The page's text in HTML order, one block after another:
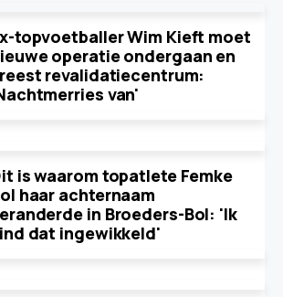
topvoetballer Wim Kieft moet
operatie ondergaan en
revalidatiecentrum:
van'
is waarom topatlete Femke
haar achternaam
in Broeders-Bol: 'Ik
dat ingewikkeld'